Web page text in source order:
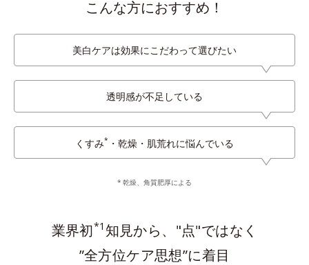
こんな方におすすめ！
美白ケアは効果にこだわって選びたい
透明感が不足している
くすみ* ・乾燥・肌荒れに悩んでいる
乾燥、角質肥厚による
業界初*1 知見から、"点"ではなく
”全方位ケア思想”に着目